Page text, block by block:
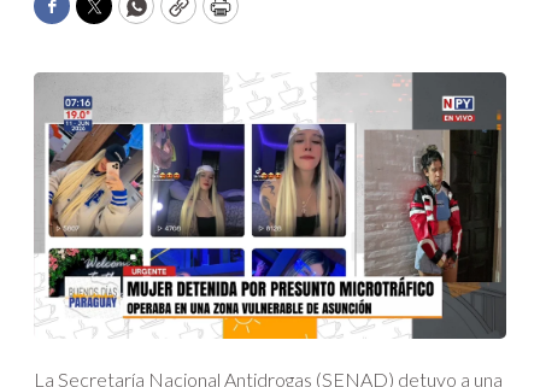
Facebook
TwitterWhatsApp
CopyPrint
La Secretaría Nacional Antidrogas (SENAD) detuvo a una